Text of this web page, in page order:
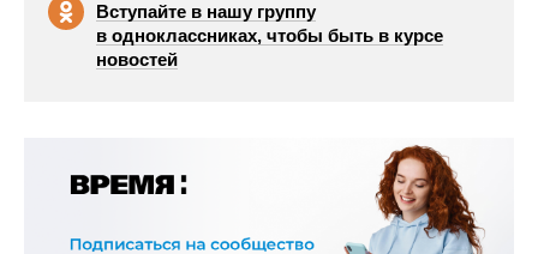
Вступайте в нашу группу
в одноклассниках, чтобы быть в курсе
новостей